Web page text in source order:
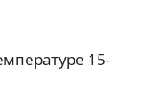
15-